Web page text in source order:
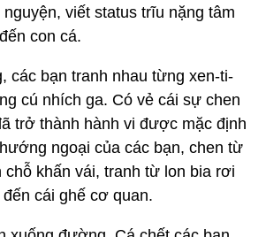
Lice
về các bạn.
ra là yêu thương, mở facebook ra
viết status trĩu nặng tâm
con cá.